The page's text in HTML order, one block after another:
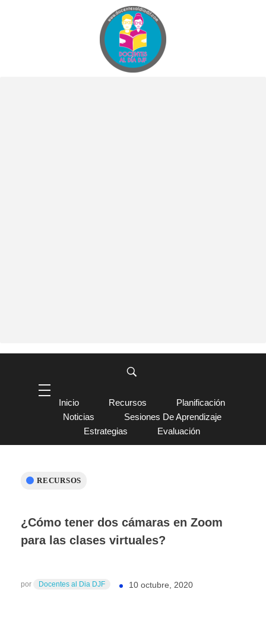
Inicio Recursos
Planificación
Noticias
Sesiones De Aprendizaje
Estrategias
Evaluación
¿Cómo tener dos cámaras en Zoom
para las clases virtuales?
10 octubre, 2020
por Docentes al Dia DJF
RECURSOS